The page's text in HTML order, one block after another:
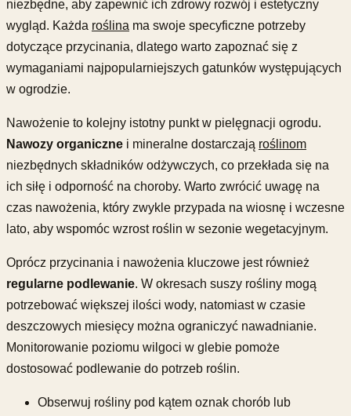
niezbędne, aby zapewnić ich zdrowy rozwój i estetyczny
wygląd. Każda roślina ma swoje specyficzne potrzeby
dotyczące przycinania, dlatego warto zapoznać się z
wymaganiami najpopularniejszych gatunków występujących
w ogrodzie.
Nawożenie to kolejny istotny punkt w pielęgnacji ogrodu.
Nawozy organiczne i mineralne dostarczają roślinom
niezbędnych składników odżywczych, co przekłada się na
ich siłę i odporność na choroby. Warto zwrócić uwagę na
czas nawożenia, który zwykle przypada na wiosnę i wczesne
lato, aby wspomóc wzrost roślin w sezonie wegetacyjnym.
Oprócz przycinania i nawożenia kluczowe jest również
regularne podlewanie. W okresach suszy rośliny mogą
potrzebować większej ilości wody, natomiast w czasie
deszczowych miesięcy można ograniczyć nawadnianie.
Monitorowanie poziomu wilgoci w glebie pomoże
dostosować podlewanie do potrzeb roślin.
Obserwuj rośliny pod kątem oznak chorób lub